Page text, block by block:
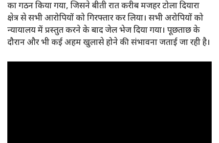
का गठन किया गया, जिसने बीती रात करीब मजहर टोला दियारा
क्षेत्र से सभी आरोपियों को गिरफ्तार कर लिया। सभी अरोपियों को
न्यायालय में प्रस्तुत करने के बाद जेल भेज दिया गया। पूछताछ के
दौरान और भी कई अहम खुलासे होने की संभावना जताई जा रही है।